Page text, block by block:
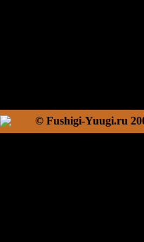
© Fushigi-Yuugi.ru